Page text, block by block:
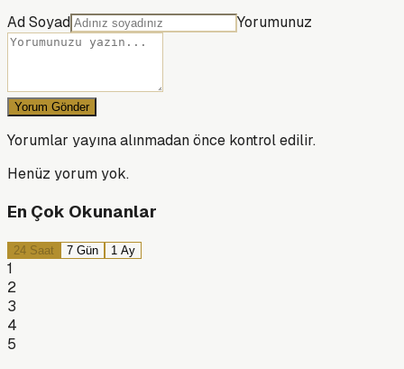
Ad Soyad
Yorumunuz
Yorum Gönder
Yorumlar yayına alınmadan önce kontrol edilir.
Henüz yorum yok.
En Çok Okunanlar
24 Saat 7 Gün 1 Ay
1
2
3
4
5